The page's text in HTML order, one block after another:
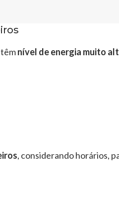
nível de energia muito
, considerando horários,